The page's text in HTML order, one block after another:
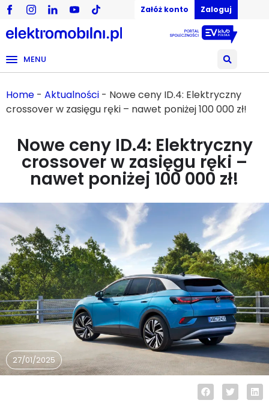
Załóż konto Zaloguj
MENU
Home - Aktualności - Nowe ceny ID.4: Elektryczny
crossover w zasięgu ręki – nawet poniżej 100 000 zł!
Nowe ceny ID.4: Elektryczny
crossover w zasięgu ręki –
nawet poniżej 100 000 zł!
27/01/2025